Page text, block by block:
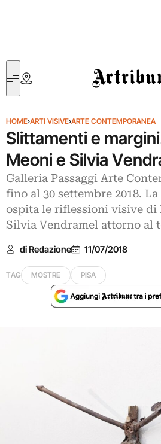
Artribune
HOME›ARTI VISIVE›ARTE CONTEMPORANEA
Slittamenti e
Meoni e Silvia
Galleria Passaggi Arte
fino al 30 settembre 2018.
ospita le riflessioni visive di
Silvia Vendramel attorno al
di Redazione 11/07/2018
TAG MOSTRE PISA